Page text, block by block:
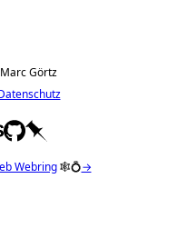
Görtz
Webring🕸💍→